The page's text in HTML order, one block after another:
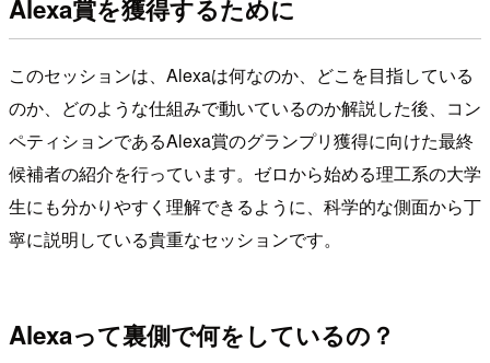
Alexa賞を獲得するために
このセッションは、Alexaは何なのか、どこを目指している
のか、どのような仕組みで動いているのか解説した後、コン
ペティションであるAlexa賞のグランプリ獲得に向けた最終
候補者の紹介を行っています。ゼロから始める理工系の大学
生にも分かりやすく理解できるように、科学的な側面から丁
寧に説明している貴重なセッションです。
Alexaって裏側で何をしているの？